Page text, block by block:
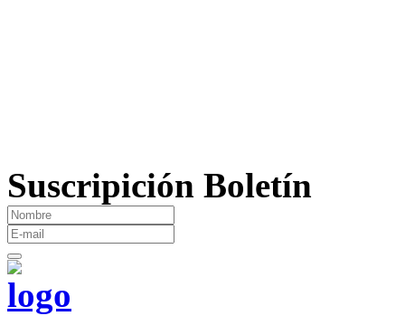
Suscripición Boletín